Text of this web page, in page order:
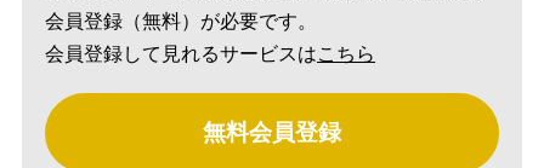
会員登録（無料）が必要です。
会員登録して見れるサービスはこちら
無料会員登録